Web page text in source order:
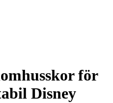
för
Disney